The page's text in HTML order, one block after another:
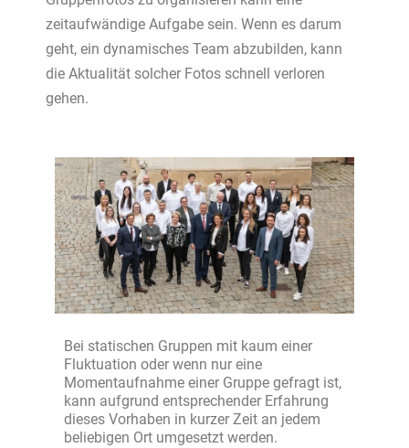
zeitaufwändige Aufgabe sein. Wenn es darum
geht, ein dynamisches Team abzubilden, kann
die Aktualität solcher Fotos schnell verloren
gehen.
Bei statischen Gruppen mit kaum einer
Fluktuation oder wenn nur eine
Momentaufnahme einer Gruppe gefragt ist,
kann aufgrund entsprechender Erfahrung
dieses Vorhaben in kurzer Zeit an jedem
beliebigen Ort umgesetzt werden.